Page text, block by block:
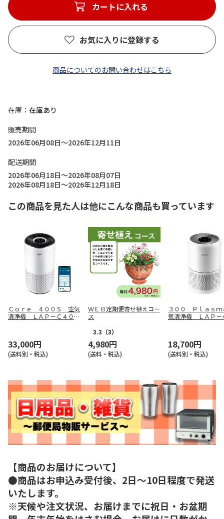
カートに入れる
お気に入りに登録する
商品についてのお問い合わせはこちら
在庫
在庫あり
販売期間
2026年06月08日～2026年12月11日
配送期間
2026年06月18日～2026年08月07日
2026年08月18日～2026年12月18日
この商品を見た人は他にこんな商品も買っています
Ｃｏｒｅ ４００Ｓ 空気
清浄機 ＬＡＰ－Ｃ４０１
33,000円
(送料別・税込)
ＷＥＢ定期便寄せ植えコー
ス
3.3 （3）
4,980円
(送料・税込)
３００ Ｐｌａｓ
気清浄機 ＬＡＰ－
18,700円
(送料別・税込)
【商品のお届けについて】
●商品はお申込み受付後、2日～10日程度で発送
いたします。
※天候や注文状況、お届けまでに祝日・お盆期